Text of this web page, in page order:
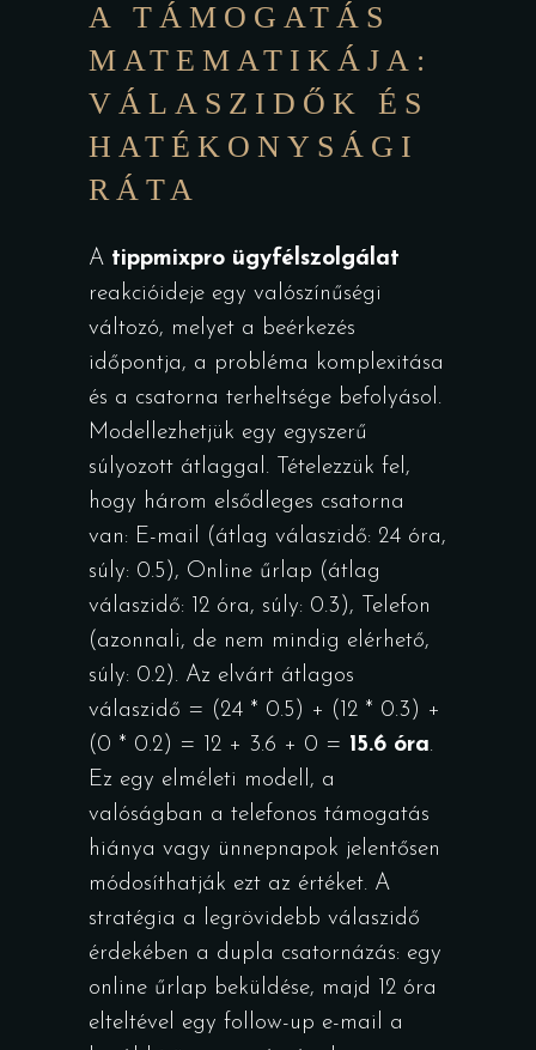
A TÁMOGATÁS
MATEMATIKÁJA:
VÁLASZIDŐK ÉS
HATÉKONYSÁGI
RÁTA
A tippmixpro ügyfélszolgálat
reakcióideje egy valószínűségi
változó, melyet a beérkezés
időpontja, a probléma komplexitása
és a csatorna terheltsége befolyásol.
Modellezhetjük egy egyszerű
súlyozott átlaggal. Tételezzük fel,
hogy három elsődleges csatorna
van: E-mail (átlag válaszidő: 24 óra,
súly: 0.5), Online űrlap (átlag
válaszidő: 12 óra, súly: 0.3), Telefon
(azonnali, de nem mindig elérhető,
súly: 0.2). Az elvárt átlagos
válaszidő = (24 * 0.5) + (12 * 0.3) +
(0 * 0.2) = 12 + 3.6 + 0 = 15.6 óra.
Ez egy elméleti modell, a
valóságban a telefonos támogatás
hiánya vagy ünnepnapok jelentősen
módosíthatják ezt az értéket. A
stratégia a legrövidebb válaszidő
érdekében a dupla csatornázás: egy
online űrlap beküldése, majd 12 óra
elteltével egy follow-up e-mail a